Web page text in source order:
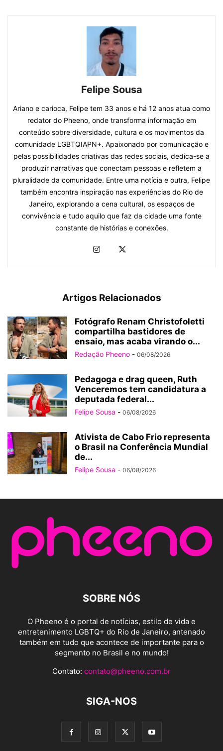
Felipe Sousa
Ariano e carioca, Felipe tem 33 anos e há 12 anos atua como
redator do Pheeno, onde transforma informação em
conteúdo sobre diversidade, cultura e os movimentos da
comunidade LGBTQIAPN+. Apaixonado por comunicação e
pelas possibilidades criativas das redes sociais, dedica-se a
produzir narrativas que conectam pessoas e refletem a
pluralidade da comunidade. Entre uma notícia e outra, Felipe
também encontra inspiração nas experiências do Rio de
Janeiro, explorando a cena cultural, os espaços de
convivência e tudo aquilo que faz da cidade uma fonte
constante de histórias e conexões.
Artigos Relacionados
Fotógrafo Renam Christofoletti
compartilha bastidores de
ensaio, mas acaba virando o...
Redação Pheeno - 06/08/2026
Pedagoga e drag queen, Ruth
Venceremos tem candidatura a
deputada federal...
Felipe Sousa - 06/08/2026
Ativista de Cabo Frio representa
o Brasil na Conferência Mundial
de...
Felipe Sousa - 06/08/2026
SOBRE NÓS
O Pheeno é o portal de notícias, estilo de vida e
entretenimento LGBTQ+ do Rio de Janeiro, antenado
também em tudo que acontece de importante para o
segmento no Brasil e no mundo!
Contato: contato@pheeno.com.br
SIGA-NOS